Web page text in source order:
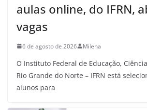
aulas online, do IFRN,
vagas
6 de agosto de 2026 Milena
O Instituto Federal de Educação,
Rio Grande do Norte – IFRN está
alunos para